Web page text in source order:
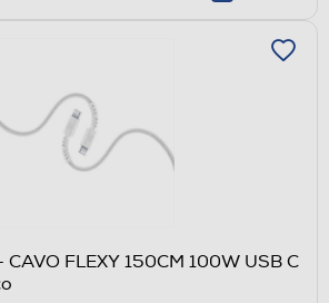
CAVO FLEXY 150CM 100W USB C